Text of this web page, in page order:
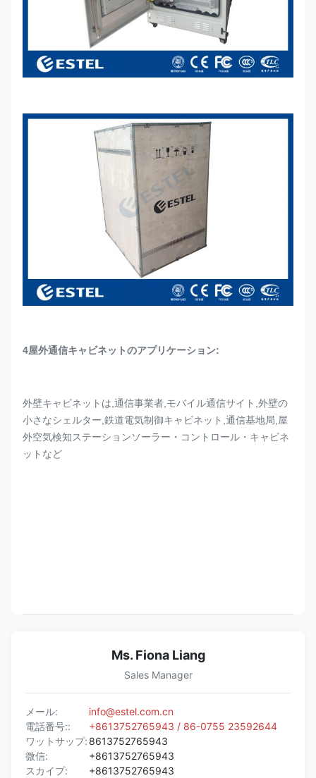
4屋外通信キャビネットのアプリケーション:
外壁キャビネットは,通信事業者,モバイル通信サイト,外壁の
小さなシェルター,鉄道電気制御キャビネット,通信基地局,屋
外空気検知ステーションソーラー・コントロール・キャビネ
ットなど
Ms. Fiona Liang
Sales Manager
メール:
info@estel.com.cn
電話番号::
+8613752765943 / 86-0755 23592644
ワットサップ: 8613752765943
微信:
+8613752765943
スカイプ:
+8613752765943